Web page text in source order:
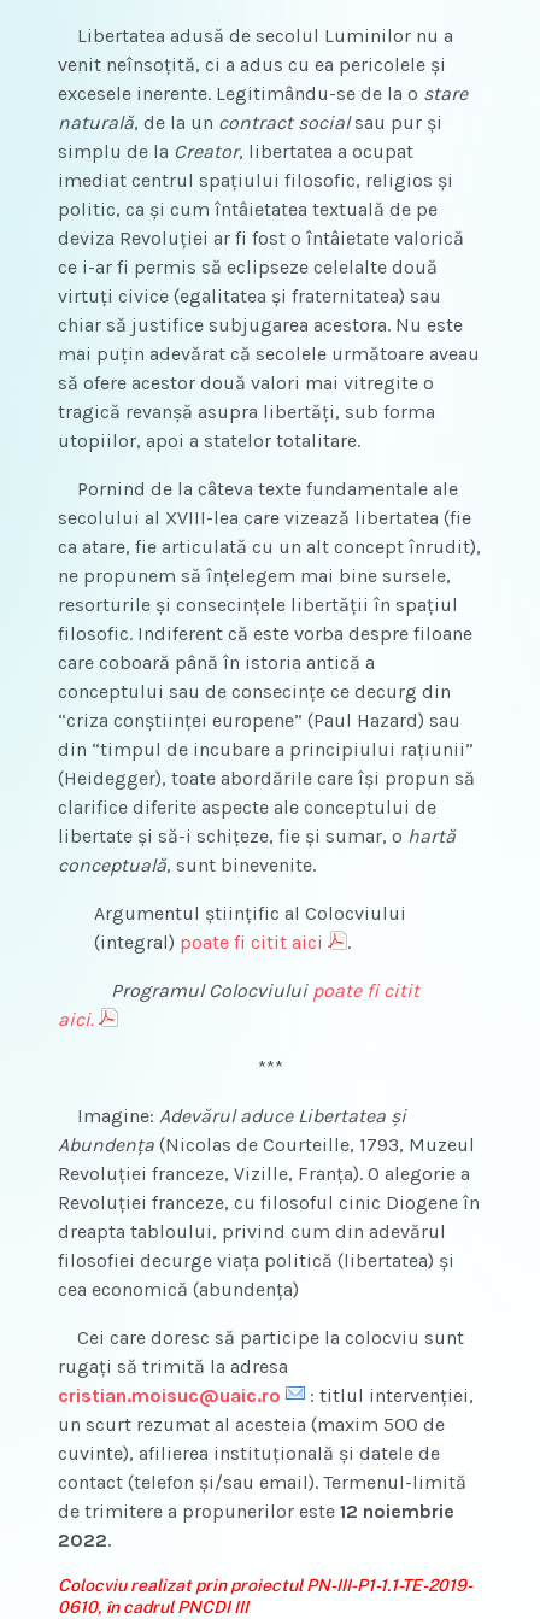
Libertatea adusă de secolul Luminilor nu a
venit neînsoțită, ci a adus cu ea pericolele și
excesele inerente. Legitimându-se de la o stare
naturală, de la un contract socialsau pur și
simplu de la Creator, libertatea a ocupat
imediat centrul spațiului filosofic, religios și
politic, ca și cum întâietatea textuală de pe
deviza Revoluției ar fi fost o întâietate valorică
ce i-ar fi permis să eclipseze celelalte două
virtuți civice (egalitatea și fraternitatea) sau
chiar să justifice subjugarea acestora. Nu este
mai puțin adevărat că secolele următoare aveau
să ofere acestor două valori mai vitregite o
tragică revanșă asupra libertăți, sub forma
utopiilor, apoi a statelor totalitare.
Pornind de la câteva texte fundamentale ale
secolului al XVIII-lea care vizează libertatea (fie
ca atare, fie articulată cu un alt concept înrudit),
ne propunem să înțelegem mai bine sursele,
resorturile și consecințele libertății în spațiul
filosofic. Indiferent că este vorba despre filoane
care coboară până în istoria antică a
conceptului sau de consecințe ce decurg din
“criza conștiinței europene” (Paul Hazard) sau
din “timpul de incubare a principiului rațiunii”
(Heidegger), toate abordările care își propun să
clarifice diferite aspecte ale conceptului de
libertate și să-i schițeze, fie și sumar, o hartă
conceptuală, sunt binevenite.
Argumentul științific al Colocviului
(integral) poate fi citit aici .
Programul Colocviului poate fi citit
aici.
***
Imagine: Adevărul aduce Libertatea și
Abundența (Nicolas de Courteille, 1793, Muzeul
Revoluției franceze, Vizille, Franța). O alegorie a
Revoluției franceze, cu filosoful cinic Diogene în
dreapta tabloului, privind cum din adevărul
filosofiei decurge viața politică (libertatea) și
cea economică (abundența)
Cei care doresc să participe la colocviu sunt
rugați să trimită la adresa
cristian.moisuc@uaic.ro
: titlul intervenţiei,
un scurt rezumat al acesteia (maxim 500 de
cuvinte), afilierea instituțională și datele de
contact (telefon și/sau email). Termenul-limită
de trimitere a propunerilor este 12 noiembrie
2022.
Colocviu realizat prin proiectul PN-III-P1-1.1-TE-2019-
0610, în cadrul PNCDI III